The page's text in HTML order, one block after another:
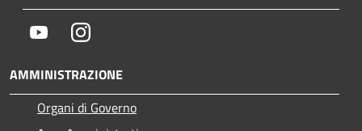
YoutubeInstagram
AMMINISTRAZIONE
Organi di Governo